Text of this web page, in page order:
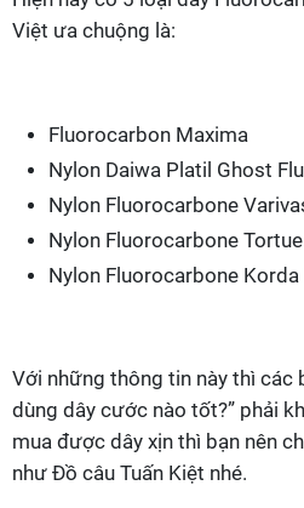
Việt ưa chuộng là:
Fluorocarbon Maxima
Nylon Daiwa Platil Ghost
Nylon Fluorocarbone
Nylon Fluorocarbone Tortue
Nylon Fluorocarbone Korda
Với những thông tin này thì các
dùng dây cước nào tốt?” phải
mua được dây xịn thì bạn nên
như Đồ câu Tuấn Kiệt nhé.